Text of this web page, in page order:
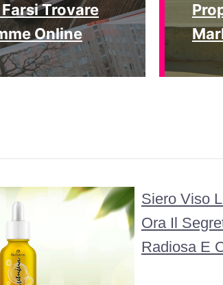
Trovare
Online
Siero Viso
Ora Il
Radiosa E